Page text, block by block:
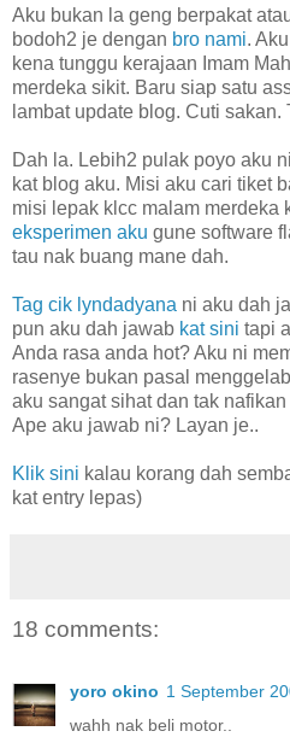
Aku bukan la geng berpakat
bodoh2 je dengan bro nami.
kena tunggu kerajaan Imam
merdeka sikit. Baru siap satu
lambat update blog. Cuti sakan.
Dah la. Lebih2 pulak poyo aku
kat blog aku. Misi aku cari tiket
misi lepak klcc malam merdeka
eksperimen aku gune software
tau nak buang mane dah.
Tag cik lyndadyana ni aku dah
pun aku dah jawab kat sini tapi
Anda rasa anda hot? Aku ni
rasenye bukan pasal
aku sangat sihat dan tak
Ape aku jawab ni? Layan je..
Klik sini kalau korang dah
kat entry lepas)
18 comments:
yoro okino 1 September
wahh nak beli motor..